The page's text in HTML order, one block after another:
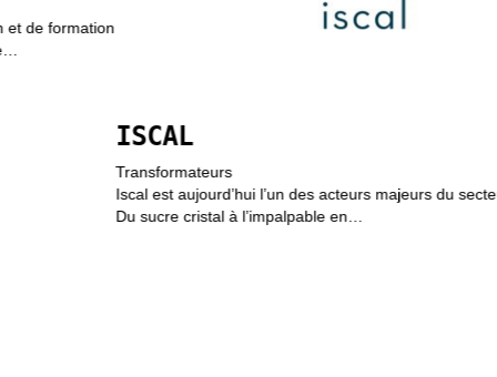
Transformateurs
Iscal est aujourd’hui l’un des acteurs majeurs du secteur sucrier belge.
Du sucre cristal à l’impalpable en…